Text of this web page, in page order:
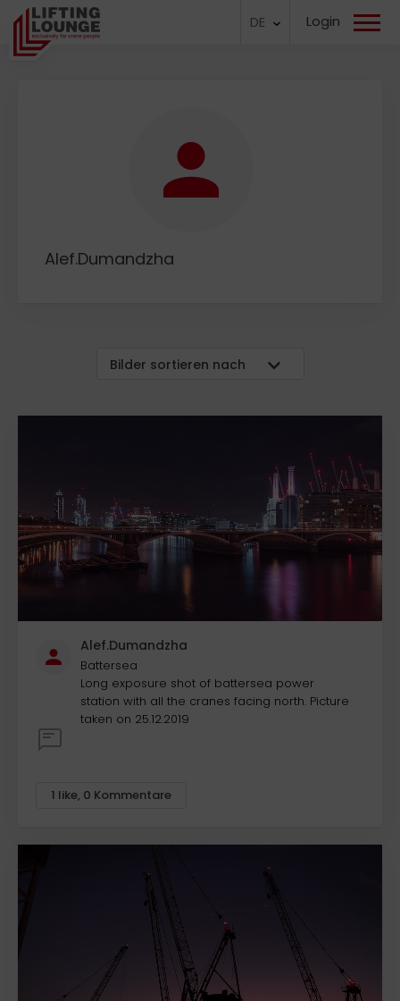
DE Login
Alef.Dumandzha
Bilder sortieren nach
Alef.Dumandzha
Battersea
Long exposure shot of battersea power
station with all the cranes facing north. Picture
taken on 25.12.2019
1 like, 0 Kommentare